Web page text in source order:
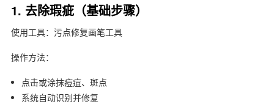
1. 去除瑕疵（基础步骤）
使用工具：污点修复画笔工具
操作方法：
点击或涂抹痘痘、斑点
系统自动识别并修复